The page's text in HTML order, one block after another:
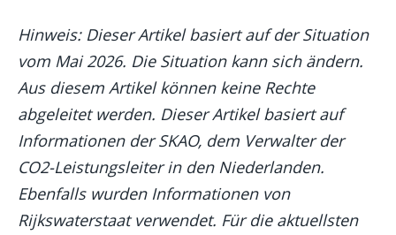
Hinweis: Dieser Artikel basiert auf der Situation
vom Mai 2026. Die Situation kann sich ändern.
Aus diesem Artikel können keine Rechte
abgeleitet werden. Dieser Artikel basiert auf
Informationen der SKAO, dem Verwalter der
CO2-Leistungsleiter in den Niederlanden.
Ebenfalls wurden Informationen von
Rijkswaterstaat verwendet. Für die aktuellsten